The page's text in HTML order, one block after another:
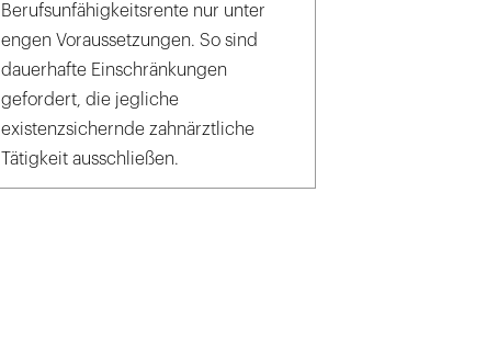
Berufsunfähigkeitsrente nur unter
engen Voraussetzungen. So sind
dauerhafte Einschränkungen
gefordert, die jegliche
existenzsichernde zahnärztliche
Tätigkeit ausschließen.